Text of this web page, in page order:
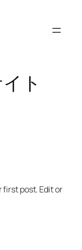
ト
first post. Edit or